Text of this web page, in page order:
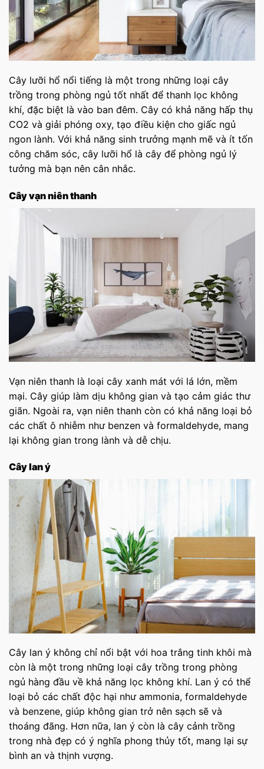
Cây lưỡi hổ nổi tiếng là một trong những loại cây
trồng trong phòng ngủ tốt nhất để thanh lọc không
khí, đặc biệt là vào ban đêm. Cây có khả năng hấp thụ
CO2 và giải phóng oxy, tạo điều kiện cho giấc ngủ
ngon lành. Với khả năng sinh trưởng mạnh mẽ và ít tốn
công chăm sóc, cây lưỡi hổ là cây để phòng ngủ lý
tưởng mà bạn nên cân nhắc.
Cây vạn niên thanh
Vạn niên thanh là loại cây xanh mát với lá lớn, mềm
mại. Cây giúp làm dịu không gian và tạo cảm giác thư
giãn. Ngoài ra, vạn niên thanh còn có khả năng loại bỏ
các chất ô nhiễm như benzen và formaldehyde, mang
lại không gian trong lành và dễ chịu.
Cây lan ý
Cây lan ý không chỉ nổi bật với hoa trắng tinh khôi mà
còn là một trong những loại cây trồng trong phòng
ngủ hàng đầu về khả năng lọc không khí. Lan ý có thể
loại bỏ các chất độc hại như ammonia, formaldehyde
và benzene, giúp không gian trở nên sạch sẽ và
thoáng đãng. Hơn nữa, lan ý còn là cây cảnh trồng
trong nhà đẹp có ý nghĩa phong thủy tốt, mang lại sự
bình an và thịnh vượng.